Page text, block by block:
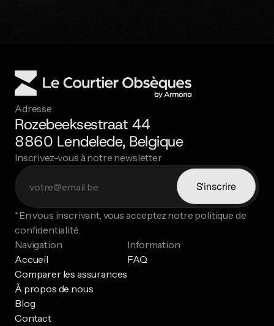
Adresse
Rozebeeksestraat 44
8860 Lendelede, Belgique
Inscrivez-vous à notre newsletter
S'inscrire
*En vous inscrivant, vous acceptez notre politique de
confidentialité.
Navigation
Accueil
Comparer les assurances
À propos de nous
Blog
Contact
Information
FAQ